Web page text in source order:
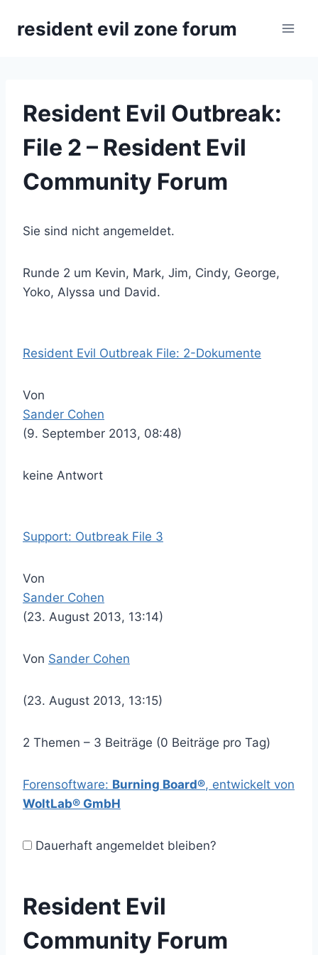
Inhaltresident evil zone forum
Resident Evil Outbreak:
File 2 – Resident Evil
Community Forum
Sie sind nicht angemeldet.
Runde 2 um Kevin, Mark, Jim, Cindy, George,
Yoko, Alyssa und David.
Resident Evil Outbreak File: 2-Dokumente
Von
Sander Cohen
(9. September 2013, 08:48)
keine Antwort
Support: Outbreak File 3
Von
Sander Cohen
(23. August 2013, 13:14)
Von Sander Cohen
(23. August 2013, 13:15)
2 Themen – 3 Beiträge (0 Beiträge pro Tag)
Forensoftware: Burning Board®, entwickelt von
WoltLab® GmbH
Dauerhaft angemeldet bleiben?
Resident Evil
Community Forum